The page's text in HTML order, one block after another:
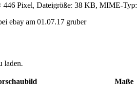
446 Pixel, Dateigröße: 38 KB, MIME-Typ:
ebay am 01.07.17 gruber
laden.
Maße